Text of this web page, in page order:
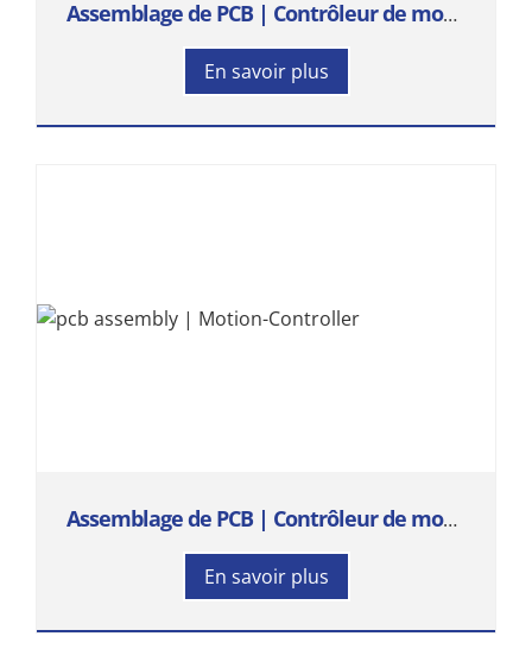
Assemblage de PCB | Contrôleur de mouvement
En savoir plus
Assemblage de PCB | Contrôleur de mouvement
En savoir plus